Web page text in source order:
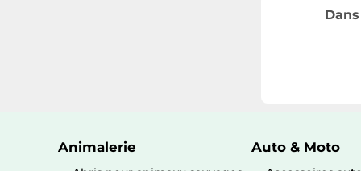
Animalerie Auto & Moto